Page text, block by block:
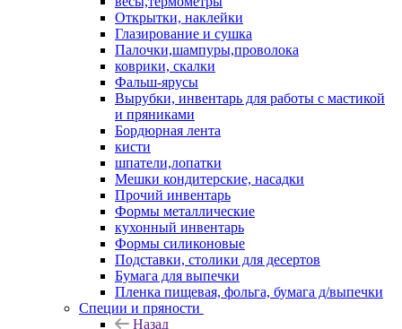
Открытки, наклейки
Глазирование и сушка
Палочки,шампуры,проволока
коврики, скалки
Фальш-ярусы
Вырубки, инвентарь для работы с мастикой
и пряниками
Бордюрная лента
кисти
шпатели,лопатки
Мешки кондитерские, насадки
Прочий инвентарь
Формы металлические
кухонный инвентарь
Формы силиконовые
Подставки, столики для десертов
Бумага для выпечки
Пленка пищевая, фольга, бумага д/выпечки
Специи и пряности
Назад